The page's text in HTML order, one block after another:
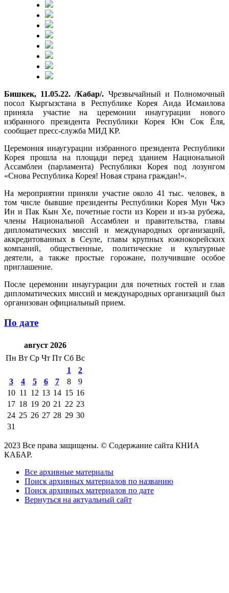
Бишкек, 11.05.22. /Кабар/. Чрезвычайный и Полномочный
посол Кыргызстана в Республике Корея Аида Исмаилова
приняла участие на церемонии инаугурации нового
избранного президента Республики Корея Юн Сок Ёля,
сообщает пресс-служба МИД КР.
Церемония инаугурации избранного президента Республики
Корея прошла на площади перед зданием Национальной
Ассамблеи (парламента) Республики Корея под лозунгом
«Снова Республика Корея! Новая страна граждан!».
На мероприятии приняли участие около 41 тыс. человек, в
том числе бывшие президенты Республики Корея Мун Чжэ
Ин и Пак Кын Хе, почетные гости из Кореи и из-за рубежа,
члены Национальной Ассамблеи и правительства, главы
дипломатических миссий и международных организаций,
аккредитованных в Сеуле, главы крупных южнокорейских
компаний, общественные, политические и культурные
деятели, а также простые горожане, получившие особое
приглашение.
После церемонии инаугурации для почетных гостей и глав
дипломатических миссий и международных организаций был
организован официальный прием.
По дате
август 2026
Пн Вт Ср Чт Пт Сб Вс
1
2
3
4 5 6 7 8
9
10 11 12 13 14 15 16
17 18 19 20 21 22 23
24 25 26 27 28 29 30
31
2023 Все права защищены. © Содержание сайта КНИА
КАБАР.
Все архивные материалы
Поиск архивных материалов по названию
Поиск архивных материалов по дате
Вернуться на актуальный сайт